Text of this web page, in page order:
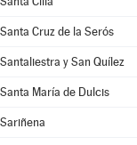
Santa Cruz de la Serós
Santaliestra y San Quílez
Santa María de Dulcis
Sariñena